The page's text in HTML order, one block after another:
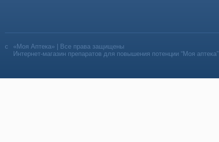
«Моя Аптека» | Все права защищены
Интернет-магазин препаратов для повышения потенции “Моя